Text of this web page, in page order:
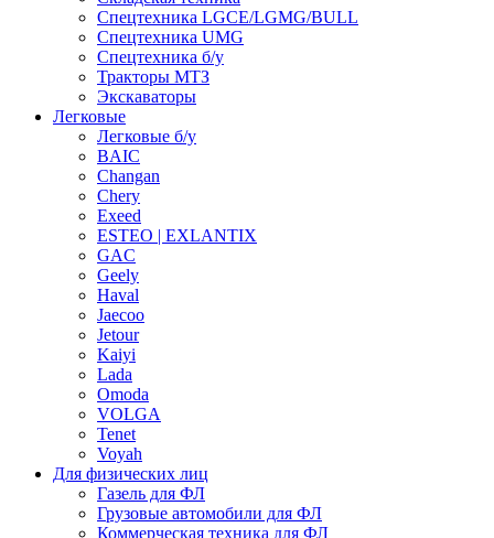
Спецтехника LGCE/LGMG/BULL
Спецтехника UMG
Спецтехника б/у
Тракторы МТЗ
Экскаваторы
Легковые
Легковые б/у
BAIC
Changan
Chery
Exeed
ESTEO | EXLANTIX
GAC
Geely
Haval
Jaecoo
Jetour
Kaiyi
Lada
Omoda
VOLGA
Tenet
Voyah
Для физических лиц
Газель для ФЛ
Грузовые автомобили для ФЛ
Коммерческая техника для ФЛ